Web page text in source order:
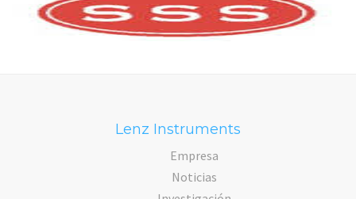
Lenz Instruments
Empresa
Noticias